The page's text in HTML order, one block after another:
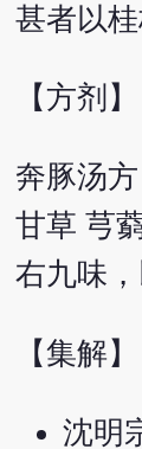
甚者以
【方剂】
奔豚汤方
甘草 芎
右九味
【集解】
沈明